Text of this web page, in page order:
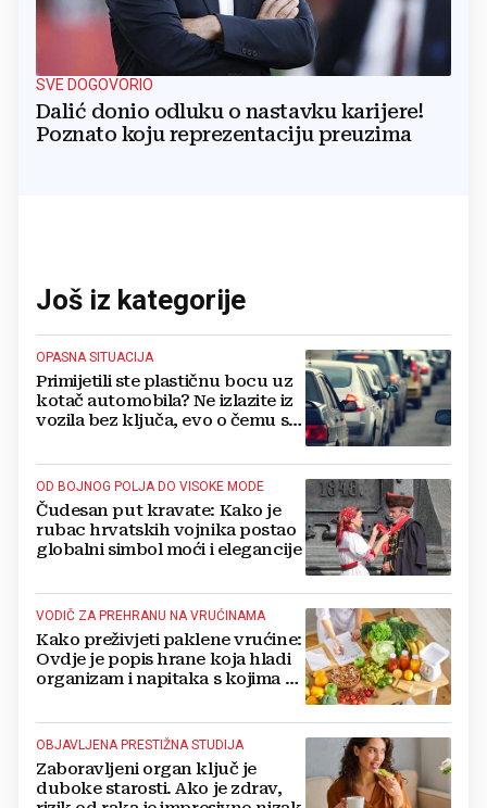
SVE DOGOVORIO
Dalić donio odluku o nastavku karijere!
Poznato koju reprezentaciju preuzima
Još iz kategorije
OPASNA SITUACIJA
Primijetili ste plastičnu bocu uz
kotač automobila? Ne izlazite iz
vozila bez ključa, evo o čemu se
OD BOJNOG POLJA DO VISOKE MODE
Čudesan put kravate: Kako je
rubac hrvatskih vojnika postao
globalni simbol moći i elegancije
VODIČ ZA PREHRANU NA VRUĆINAMA
Kako preživjeti paklene vrućine:
Ovdje je popis hrane koja hladi
organizam i napitaka s kojima si
OBJAVLJENA PRESTIŽNA STUDIJA
Zaboravljeni organ ključ je
duboke starosti. Ako je zdrav,